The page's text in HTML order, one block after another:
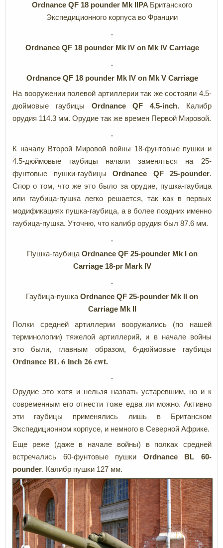
Ordnance QF 18 pounder Mk PA Британского
Экспедиционного корпуса во Франции
Ordnance QF 18 pounder Mk IV on Mk IV Carriage
Ordnance QF 18 pounder Mk IV on Mk V Carriage
На вооружении полевой артиллерии так же состояли 4.5-
дюймовые гаубицы Ordnance QF 4.5-inch.
Калибр
орудия 114.3 мм. Орудие так же времен Первой Мировой.
К началу Второй Мировой войны 18-фунтовые пушки и
4.5-дюймовые гаубицы начали заменяться на 25-
фунтовые пушки-гаубицы Ordnance QF 25-pounder.
Спор о том, что же это было за орудие, пушка-гаубица
или гаубица-пушка легко решается, так как в первых
модификациях пушка-гаубица, а в более поздних именно
гаубица-пушка. Уточню, что калибр орудия был 87.6 мм.
Пушка-гаубица Ordnance QF 25-pounder Mk I on
Carriage 18-pr Mark IV
Гаубица-пушка Ordnance QF 25-pounder Mk II on
Carriage Mk II
Полки средней артиллерии вооружались (по нашей
терминологии) тяжелой артиллерий, и в начале войны
это были, главным образом, 6-дюймовые гаубицы
Ordnance BL 6 inch 26 cwt.
Орудие это хотя и нельзя назвать устаревшим, но и к
современным его отнести тоже едва ли можно. Активно
эти гаубицы применялись лишь в Британском
Экспедиционном корпусе, и немного в Северной Африке.
Еще реже (даже в начале войны) в полках средней
встречались 60-фунтовые пушки Ordnance BL 60-
pounder. Калибр пушки 127 мм.